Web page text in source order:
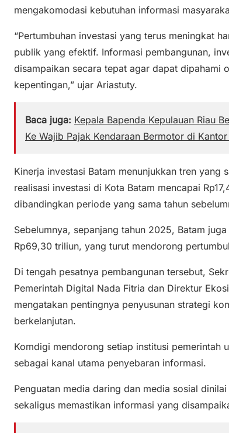
mengakomodasi kebutuhan informasi
“Pertumbuhan investasi yang terus meningkat
publik yang efektif. Informasi pembangunan,
disampaikan secara tepat agar dapat dipahami
kepentingan,” ujar Ariastuty.
Baca juga: Kepala Bapenda Kepulauan Riau
Ke Wajib Pajak Kendaraan Bermotor di
Kinerja investasi Batam menunjukkan tren yang
realisasi investasi di Kota Batam mencapai
dibandingkan periode yang sama tahun
Sebelumnya, sepanjang tahun 2025, Batam
Rp69,30 triliun, yang turut mendorong
Di tengah pesatnya pembangunan tersebut,
Pemerintah Digital Nada Fitria dan Direktur
mengatakan pentingnya penyusunan strategi
berkelanjutan.
Komdigi mendorong setiap institusi pemerintah
sebagai kanal utama penyebaran informasi.
Penguatan media daring dan media sosial
sekaligus memastikan informasi yang